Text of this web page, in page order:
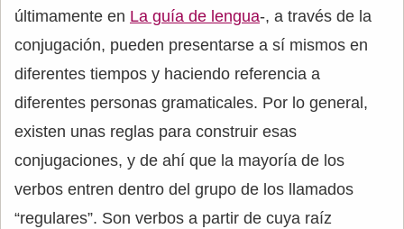
últimamente en La guía de lengua-, a través de la
conjugación, pueden presentarse a sí mismos en
diferentes tiempos y haciendo referencia a
diferentes personas gramaticales. Por lo general,
existen unas reglas para construir esas
conjugaciones, y de ahí que la mayoría de los
verbos entren dentro del grupo de los llamados
“regulares”. Son verbos a partir de cuya raíz